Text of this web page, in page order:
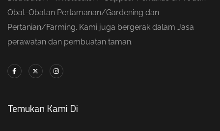
Obat-Obatan Pertamanan/Gardening dan
Pertanian/Farming. Kami juga bergerak dalam Jasa
perawatan dan pembuatan taman.
Temukan Kami Di